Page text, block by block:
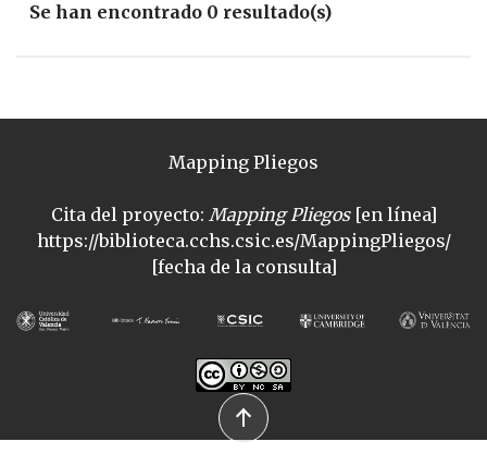
Se han encontrado 0 resultado(s)
Mapping Pliegos
Cita del proyecto: Mapping Pliegos[en línea]
https://biblioteca.cchs.csic.es/MappingPliegos/
[fecha de la consulta]